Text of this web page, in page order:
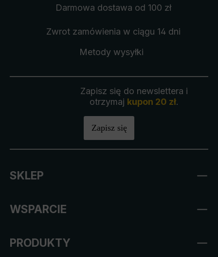
Darmowa dostawa od 100 zł
Zwrot zamówienia w ciągu 14 dni
Metody wysyłki
Zapisz się do newslettera i
otrzymaj kupon 20 zł.
Zapisz się
SKLEP
WSPARCIE
PRODUKTY